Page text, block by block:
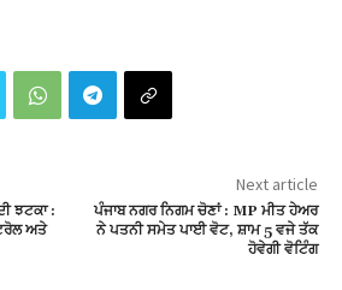
ਝਟਕਾ :
ਅਤੇ
Next article
ਪੰਜਾਬ ਨਗਰ ਨਿਗਮ ਚੋਣਾਂ : MP ਮੀਤ ਹੇਅਰ
ਨੇ ਪਤਨੀ ਸਮੇਤ ਪਾਈ ਵੋਟ, ਸ਼ਾਮ 5 ਵਜੇ ਤੱਕ
ਹੋਵੇਗੀ ਵੋਟਿੰਗ